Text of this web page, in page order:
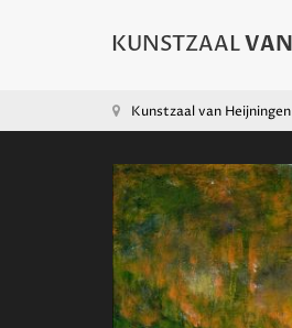
Kunstzaal van Heijningen